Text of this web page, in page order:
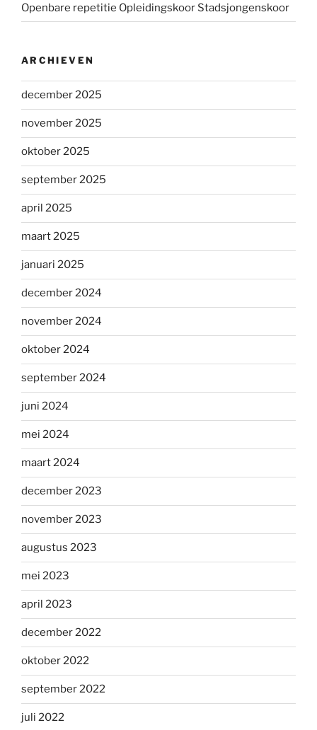
Openbare repetitie Opleidingskoor Stadsjongenskoor
ARCHIEVEN
december 2025
november 2025
oktober 2025
september 2025
april 2025
maart 2025
januari 2025
december 2024
november 2024
oktober 2024
september 2024
juni 2024
mei 2024
maart 2024
december 2023
november 2023
augustus 2023
mei 2023
april 2023
december 2022
oktober 2022
september 2022
juli 2022